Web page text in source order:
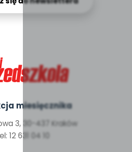
miesięcznika
3, 30-437 Kraków
12 631 04 10